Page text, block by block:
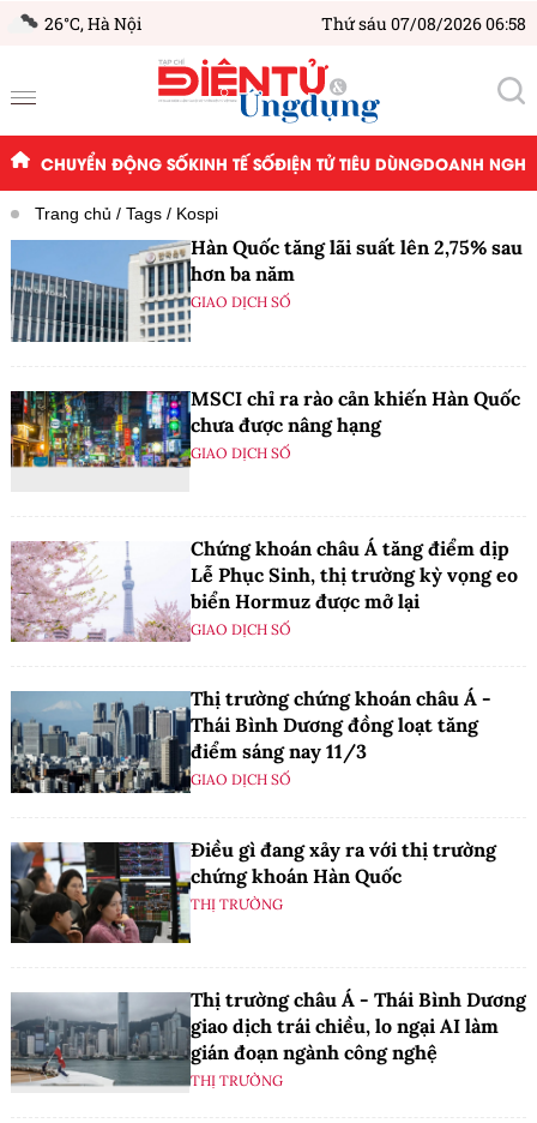
26°C,Hà Nội Thứ sáu 07/08/2026 06:58
CHUYỂN ĐỘNG SỐKINH TẾ SỐĐIỆN TỬ TIÊU DÙNGDOANH
Trang chủ Tags Kospi
Hàn Quốc tăng lãi suất lên 2,75% sau
hơn ba năm
GIAO DỊCH SỐ
MSCI chỉ ra rào cản khiến Hàn Quốc
chưa được nâng hạng
GIAO DỊCH SỐ
Chứng khoán châu Á tăng điểm dịp
Lễ Phục Sinh, thị trường kỳ vọng eo
biển Hormuz được mở lại
GIAO DỊCH SỐ
Thị trường chứng khoán châu Á -
Thái Bình Dương đồng loạt tăng
điểm sáng nay 11/3
GIAO DỊCH SỐ
Điều gì đang xảy ra với thị trường
chứng khoán Hàn Quốc
THỊ TRƯỜNG
Thị trường châu Á - Thái Bình Dương
giao dịch trái chiều, lo ngại AI làm
gián đoạn ngành công nghệ
THỊ TRƯỜNG